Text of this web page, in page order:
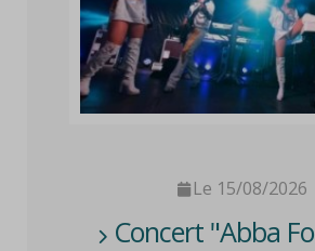
Le 15/08/2026
Concert "Abba